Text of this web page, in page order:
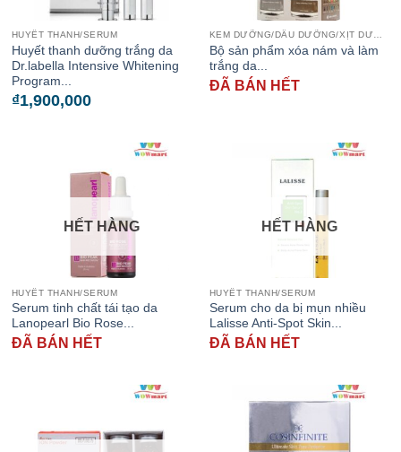
HUYẾT THANH/SERUM
Huyết thanh dưỡng trắng da
Dr.labella Intensive Whitening
Program...
₫1,900,000
KEM DƯỠNG/DẦU DƯỠNG/XỊT DƯỠNG
Bộ sản phẩm xóa nám và làm
trắng da...
ĐÃ BÁN HẾT
HẾT HÀNG
HUYẾT THANH/SERUM
Serum tinh chất tái tạo da
Lanopearl Bio Rose...
ĐÃ BÁN HẾT
HẾT HÀNG
HUYẾT THANH/SERUM
Serum cho da bị mụn nhiều
Lalisse Anti-Spot Skin...
ĐÃ BÁN HẾT